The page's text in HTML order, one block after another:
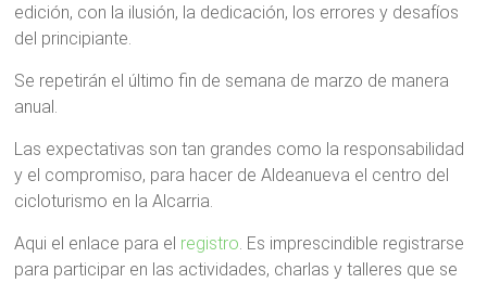
edición, con la ilusión, la dedicación, los errores y desafíos
del principiante.
Se repetirán el último fin de semana de marzo de manera
anual.
Las expectativas son tan grandes como la responsabilidad
y el compromiso, para hacer de Aldeanueva el centro del
cicloturismo en la Alcarria.
Aqui el enlace para el registro . Es imprescindible registrarse
para participar en las actividades, charlas y talleres que se